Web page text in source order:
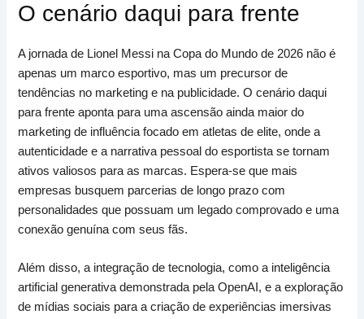
O cenário daqui para frente
A jornada de Lionel Messi na Copa do Mundo de 2026 não é
apenas um marco esportivo, mas um precursor de
tendências no marketing e na publicidade. O cenário daqui
para frente aponta para uma ascensão ainda maior do
marketing de influência focado em atletas de elite, onde a
autenticidade e a narrativa pessoal do esportista se tornam
ativos valiosos para as marcas. Espera-se que mais
empresas busquem parcerias de longo prazo com
personalidades que possuam um legado comprovado e uma
conexão genuína com seus fãs.
Além disso, a integração de tecnologia, como a inteligência
artificial generativa demonstrada pela OpenAI, e a exploração
de mídias sociais para a criação de experiências imersivas